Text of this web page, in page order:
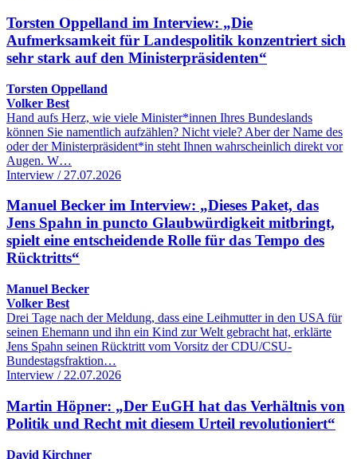
Torsten Oppelland im Interview: „Die
Aufmerksamkeit für Landespolitik konzentriert sich
sehr stark auf den Ministerpräsidenten“
Torsten Oppelland
Volker Best
Hand aufs Herz, wie viele Minister*innen Ihres Bundeslands
können Sie namentlich aufzählen? Nicht viele? Aber der Name des
oder der Ministerpräsident*in steht Ihnen wahrscheinlich direkt vor
Augen. W…
Interview / 27.07.2026
Manuel Becker im Interview: „Dieses Paket, das
Jens Spahn in puncto Glaubwürdigkeit mitbringt,
spielt eine entscheidende Rolle für das Tempo des
Rücktritts“
Manuel Becker
Volker Best
Drei Tage nach der Meldung, dass eine Leihmutter in den USA für
seinen Ehemann und ihn ein Kind zur Welt gebracht hat, erklärte
Jens Spahn seinen Rücktritt vom Vorsitz der CDU/CSU-
Bundestagsfraktion…
Interview / 22.07.2026
Martin Höpner: „Der EuGH hat das Verhältnis von
Politik und Recht mit diesem Urteil revolutioniert“
David Kirchner